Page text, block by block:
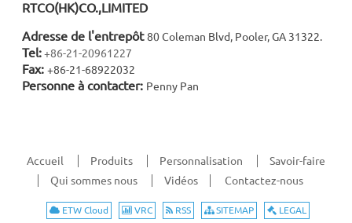
RTCO(HK)CO.,LIMITED
Adresse de l'entrepôt80 Coleman Blvd, Pooler, GA 31322.
Tel: +86-21-20961227
Fax:+86-21-68922032
Personne à contacter: Penny Pan
Accueil Produits Personnalisation
Savoir-faire
Qui sommes nous
Vidéos Contactez-nous
ETW Cloud VRC RSS SITEMAP LEGAL